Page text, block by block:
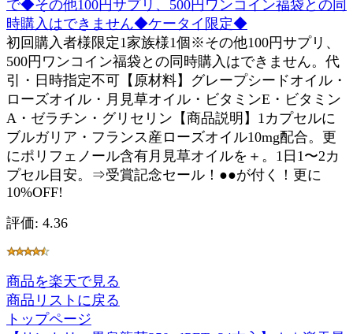
で◆その他100円サプリ、500円ワンコイン福袋との同
時購入はできません◆ケータイ限定◆
初回購入者様限定1家族様1個※その他100円サプリ、
500円ワンコイン福袋との同時購入はできません。代
引・日時指定不可【原材料】グレープシードオイル・
ローズオイル・月見草オイル・ビタミンE・ビタミン
A・ゼラチン・グリセリン【商品説明】1カプセルに
ブルガリア・フランス産ローズオイル10mg配合。更
にポリフェノール含有月見草オイルを＋。1日1〜2カ
プセル目安。⇒受賞記念セール！●●が付く！更に
10%OFF!
評価: 4.36
商品を楽天で見る
商品リストに戻る
トップページ